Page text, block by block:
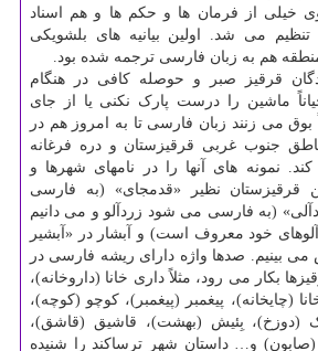
از فرمان ها و حکم ها و هم اسناد
می شد. اولین بیانیه های بلشویکی
هم به زبان فارسی ترجمه شده بود.
قرقیز صبر و حوصله کافی در هنگام
ماشین را درست پارک نکنی یا از جای
می زنند زبان فارسی تا به امروز هم در
جنوب غربی قرقیزستان و دره فرغانه
نمونه های آنها را در نامهای شهرها و
قرقیزستان نظیر «قدمجای» (به فارسی
(به فارسی می شود زردآلو و می دانیم
خود معروف است) و آبشار در «آبشیر
می بینیم. صدها واژه دارای ریشه فارسی در
بکار می رود، مثلاً داری خانا (داروخانه)،
(چایخانه)، پیغمبر (پیغمبر)، کوچو (کوچه)،
(دوزخ)، بِئیش (بهشت)، قاشیق (قاشق)،
(صابون) و… داستان شهر ترساکند را شنیده